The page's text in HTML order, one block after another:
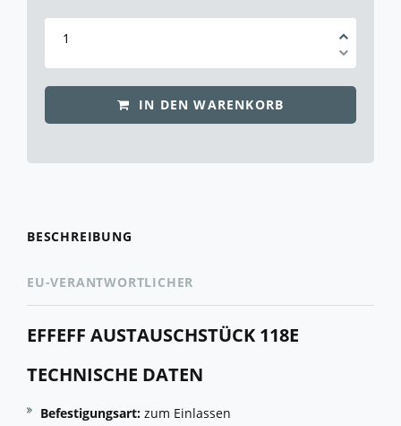
IN DEN WARENKORB
BESCHREIBUNG
EU-VERANTWORTLICHER
EFFEFF AUSTAUSCHSTÜCK 118E
TECHNISCHE DATEN
Befestigungsart: zum Einlassen